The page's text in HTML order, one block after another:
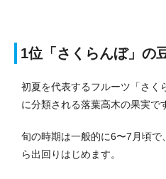
1位「さくらんぼ」の
初夏を代表するフルーツ「さく
に分類される落葉高木の果実で
旬の時期は一般的に6〜7月頃
ら出回りはじめます。